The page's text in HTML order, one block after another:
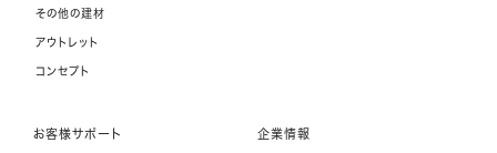
その他の建材
アウトレット
コンセプト
お客様サポート 企業情報